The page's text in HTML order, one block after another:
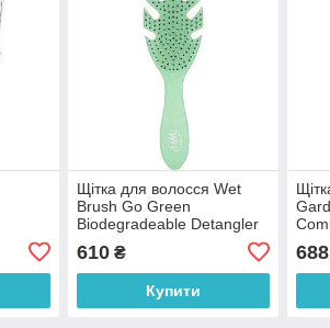
Щітка для волосся Wet
Brush Go Green
Biodegradeable Detangler
610₴
Купити
688